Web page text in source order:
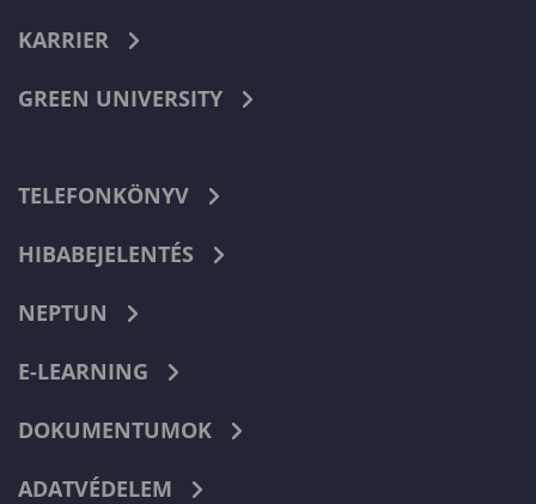
KARRIER
GREEN UNIVERSITY
TELEFONKÖNYV
HIBABEJELENTÉS
NEPTUN
E-LEARNING
DOKUMENTUMOK
ADATVÉDELEM